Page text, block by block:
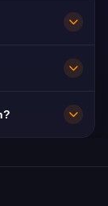
naar
40 Mbps,
IP-adres